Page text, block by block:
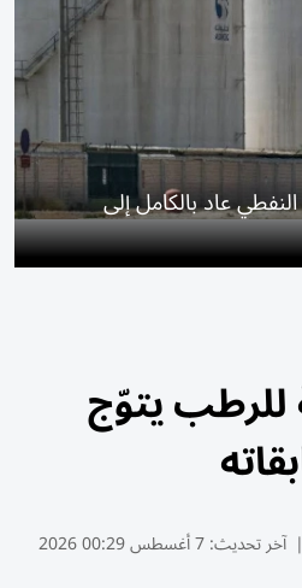
عاد بالكامل إلى
للرطب يتوّج
| آخر تحديث:7 أغسطس 00:29 2026